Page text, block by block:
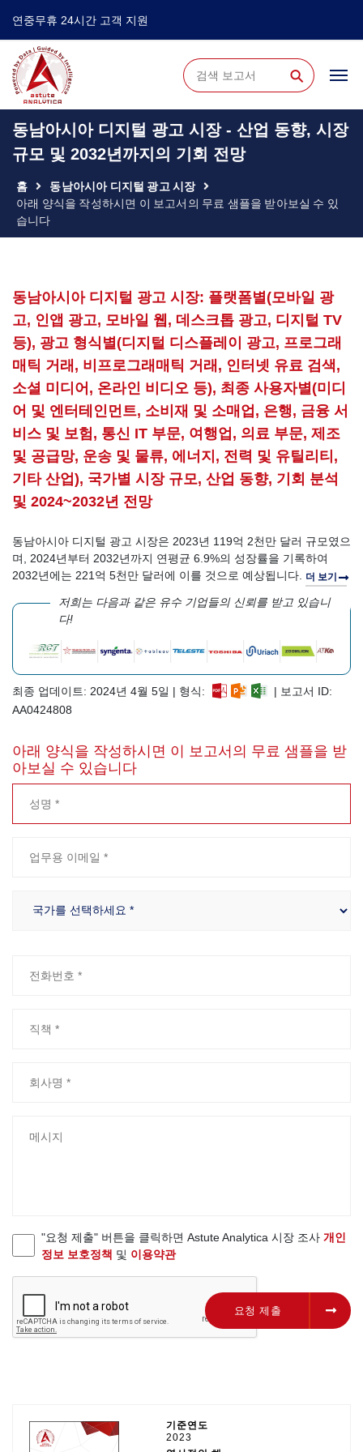
연중무휴 24시간 고객 지원
⚲
동남아시아 디지털 광고 시장 - 산업 동향, 시장
규모 및 2032년까지의 기회 전망
홈
동남아시아 디지털 광고 시장
아래 양식을 작성하시면 이 보고서의 무료 샘플을 받아보실 수 있
습니다
동남아시아 디지털 광고 시장: 플랫폼별(모바일 광
고, 인앱 광고, 모바일 웹, 데스크톱 광고, 디지털 TV
등), 광고 형식별(디지털 디스플레이 광고, 프로그래
매틱 거래, 비프로그래매틱 거래, 인터넷 유료 검색,
소셜 미디어, 온라인 비디오 등), 최종 사용자별(미디
어 및 엔터테인먼트, 소비재 및 소매업, 은행, 금융 서
비스 및 보험, 통신 IT 부문, 여행업, 의료 부문, 제조
및 공급망, 운송 및 물류, 에너지, 전력 및 유틸리티,
기타 산업), 국가별 시장 규모, 산업 동향, 기회 분석
및 2024~2032년 전망
동남아시아 디지털 광고 시장은 2023년 119억 2천만 달러 규모였으
며, 2024년부터 2032년까지 연평균 6.9%의 성장률을 기록하여
2032년에는 221억 5천만 달러에 이를 것으로 예상됩니다.
더 보기
저희는 다음과 같은 유수 기업들의 신뢰를 받고 있습니
다!
최종 업데이트: 2024년 4월 5일 | 형식:
| 보고서 ID:
AA0424808
아래 양식을 작성하시면 이 보고서의 무료 샘플을 받
아보실 수 있습니다
"요청 제출" 버튼을 클릭하면 Astute Analytica 시장 조사개인
정보 보호정책 및 이용약관
요청 제출 요청 제출
기준연도
2023